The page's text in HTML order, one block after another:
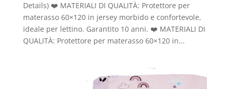
Details) ❤️ MATERIALI DI QUALITÀ: Protettore per
materasso 60×120 in jersey morbido e confortevole,
ideale per lettino. Garantito 10 anni. ❤️ MATERIALI DI
QUALITÀ: Protettore per materasso 60×120 in...